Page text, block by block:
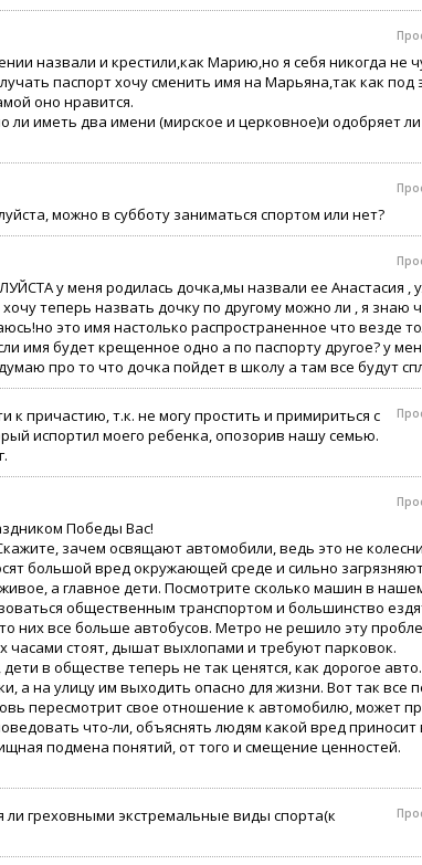
назвали и крестили,как Марию,но я себя никогда не
паспорт хочу сменить имя на Марьяна,так как под
оно нравится.
ли иметь два имени (мирское и церковное)и одобряет
можно в субботу заниматься спортом или нет?
у меня родилась дочка,мы назвали ее Анастасия ,
теперь назвать дочку по другому можно ли , я знаю
это имя настолько распространенное что везде
имя будет крещенное одно а по паспорту другое? у
про то что дочка пойдет в школу а там все будут
к причастию, т.к. не могу простить и примириться с
испортил моего ребенка, опозорив нашу семью.
Победы Вас!
зачем освящают автомобили, ведь это не
большой вред окружающей среде и сильно
а главное дети. Посмотрите сколько машин в
общественным транспортом и большинство
них все больше автобусов. Метро не решило эту
часами стоят, дышат выхлопами и требуют парковок.
в обществе теперь не так ценятся, как дорогое
а на улицу им выходить опасно для жизни. Вот так все
пересмотрит свое отношение к автомобилю, может
что-ли, объяснять людям какой вред приносит
подмена понятий, от того и смещение ценностей.
ли греховными экстремальные виды спорта(к